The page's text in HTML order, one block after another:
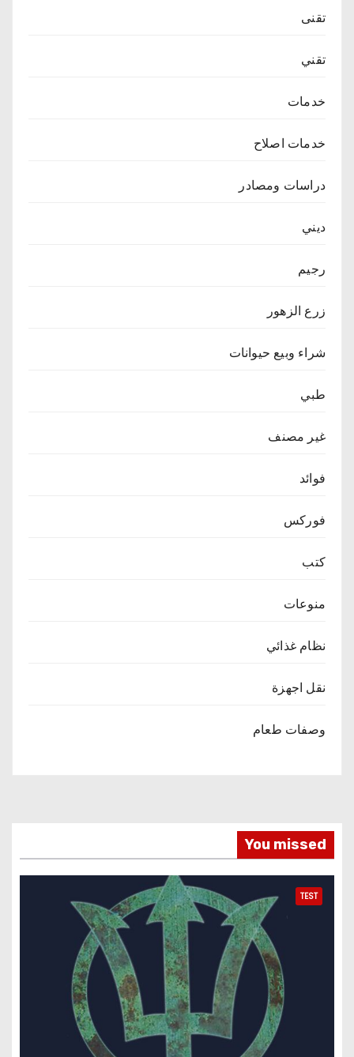
تقنى
تقني
خدمات
خدمات اصلاح
دراسات ومصادر
ديني
رجيم
زرع الزهور
شراء وبيع حيوانات
طبي
غير مصنف
فوائد
فوركس
كتب
منوعات
نظام غذائي
نقل اجهزة
وصفات طعام
You missed
TEST